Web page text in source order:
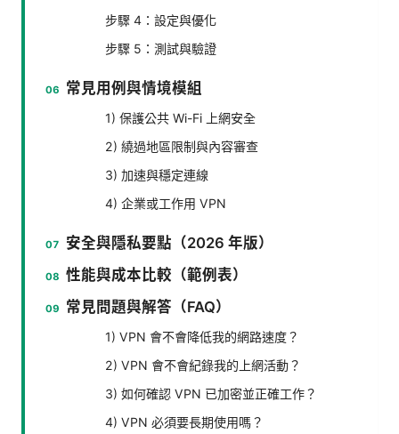
步驟 4：設定與優化
步驟 5：測試與驗證
常見用例與情境模組
1) 保護公共 Wi-Fi 上網安全
2) 繞過地區限制與內容審查
3) 加速與穩定連線
4) 企業或工作用 VPN
安全與隱私要點（2026 年版）
性能與成本比較（範例表）
常見問題與解答（FAQ）
1) VPN 會不會降低我的網路速度？
2) VPN 會不會紀錄我的上網活動？
3) 如何確認 VPN 已加密並正確工作？
4) VPN 必須要長期使用嗎？